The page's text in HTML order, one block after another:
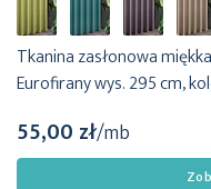
Tkanina zasłonowa
Eurofirany wys. 295 cm,
55,00 zł/mb